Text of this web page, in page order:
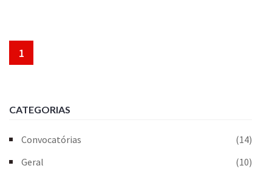
1
CATEGORIAS
Convocatórias
(14)
Geral
(10)